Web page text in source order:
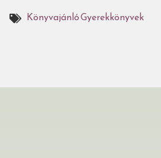
KönyvajánlóGyerekkönyvek